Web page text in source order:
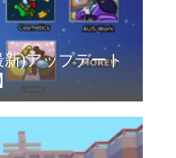
)アップデート